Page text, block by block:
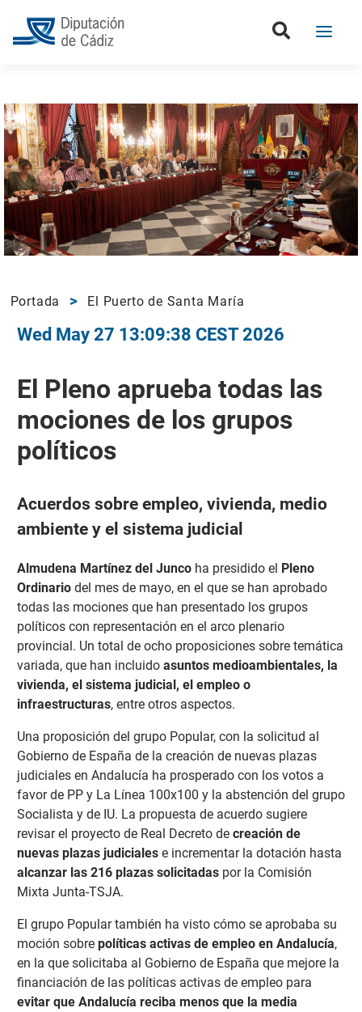
Portada El Puerto de Santa María
Wed May 27 13:09:38 CEST 2026
El Pleno aprueba todas las
mociones de los grupos
políticos
Acuerdos sobre empleo, vivienda, medio
ambiente y el sistema judicial
Almudena Martínez del Junco ha presidido el Pleno
Ordinariodel mes de mayo, en el que se han aprobado
todas las mociones que han presentado los grupos
políticos con representación en el arco plenario
provincial. Un total de ocho proposiciones sobre temática
variada, que han incluido asuntos medioambientales, la
vivienda, el sistema judicial, el empleo o
infraestructuras, entre otros aspectos.
Una proposición del grupo Popular, con la solicitud al
Gobierno de España de la creación de nuevas plazas
judiciales en Andalucía ha prosperado con los votos a
favor de PP y La Línea 100x100 y la abstención del grupo
Socialista y de IU. La propuesta de acuerdo sugiere
revisar el proyecto de Real Decreto de creación de
nuevas plazas judicialese incrementar la dotación hasta
alcanzar las 216 plazas solicitadaspor la Comisión
Mixta Junta-TSJA.
El grupo Popular también ha visto cómo se aprobaba su
moción sobre políticas activas de empleo en Andalucía,
en la que solicitaba al Gobierno de España que mejore la
financiación de las políticas activas de empleo para
evitar que Andalucía reciba menos que la media